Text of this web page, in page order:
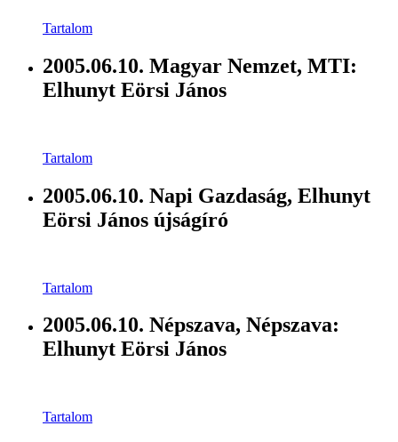
Tartalom
2005.06.10. Magyar Nemzet, MTI:
Elhunyt Eörsi János
Tartalom
2005.06.10. Napi Gazdaság, Elhunyt
Eörsi János újságíró
Tartalom
2005.06.10. Népszava, Népszava:
Elhunyt Eörsi János
Tartalom